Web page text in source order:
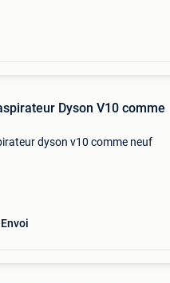
Dyson V10 comme
dyson v10 comme neuf